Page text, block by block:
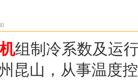
组制冷系数及运
昆山，从事温度